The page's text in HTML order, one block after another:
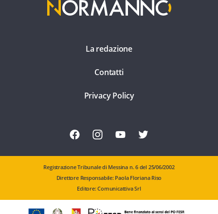
La redazione
Contatti
Privacy Policy
Registrazione Tribunale di Messina n. 6 del 25/06/2002
Direttore Responsabile: Paola Floriana Riso
Editore: Comunicattiva Srl